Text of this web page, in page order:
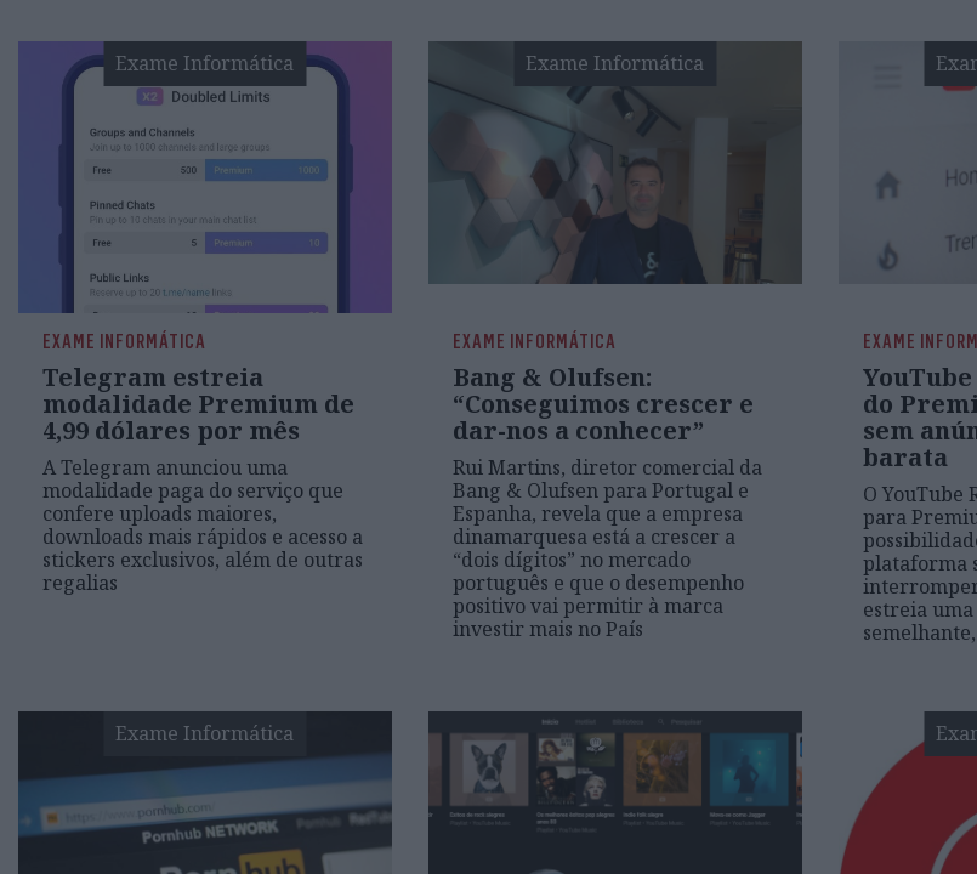
Exame Informática
EXAME INFORMÁTICA
Telegram estreia
modalidade Premium de
4,99 dólares por mês
A Telegram anunciou uma
modalidade paga do serviço que
confere uploads maiores,
downloads mais rápidos e acesso a
stickers exclusivos, além de outras
regalias
Exame Informática
EXAME INFORMÁTICA
Bang & Olufsen:
“Conseguimos crescer e
dar-nos a conhecer”
Rui Martins, diretor comercial da
Bang & Olufsen para Portugal e
Espanha, revela que a empresa
dinamarquesa está a crescer a
“dois dígitos” no mercado
português e que o desempenho
positivo vai permitir à marca
investir mais no País
EXAME
do
sem
barata
O YouTube
para
plataforma
estreia
Exame Informática